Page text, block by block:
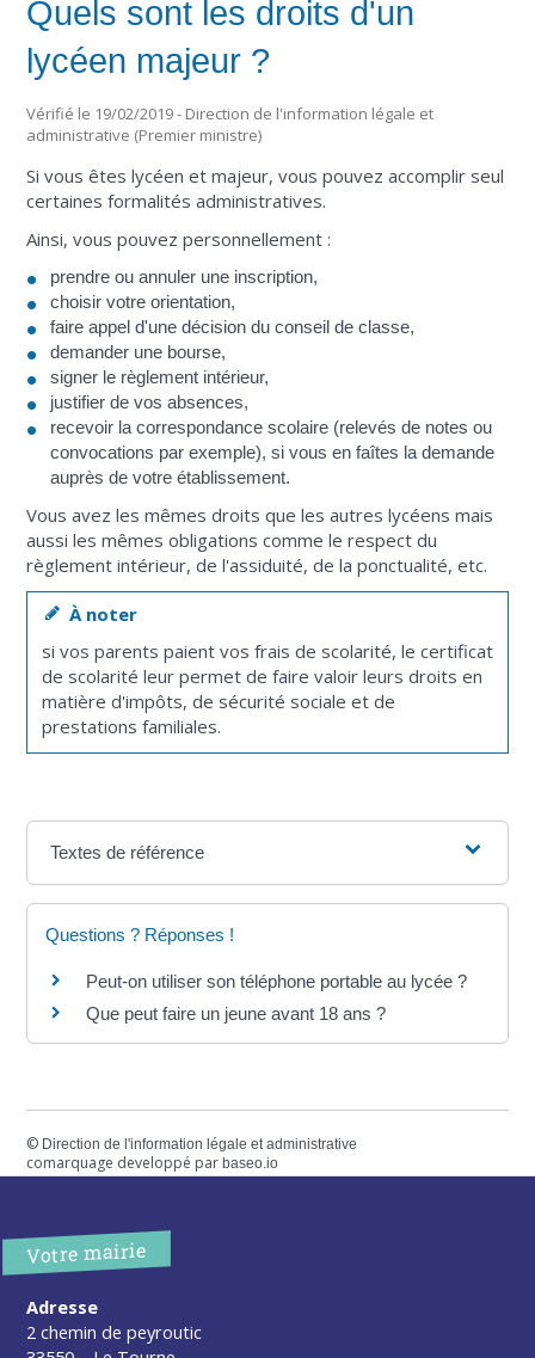
Quels sont les droits d'un
lycéen majeur ?
Vérifié le 19/02/2019 - Direction de l'information légale et
administrative (Premier ministre)
Si vous êtes lycéen et majeur, vous pouvez accomplir seul
certaines formalités administratives.
Ainsi, vous pouvez personnellement :
prendre ou annuler une inscription,
choisir votre orientation,
faire appel d'une décision du conseil de classe,
demander une bourse,
signer le règlement intérieur,
justifier de vos absences,
recevoir la correspondance scolaire (relevés de notes ou
convocations par exemple), si vous en faîtes la demande
auprès de votre établissement.
Vous avez les mêmes droits que les autres lycéens mais
aussi les mêmes obligations comme le respect du
règlement intérieur, de l'assiduité, de la ponctualité, etc.
À noter
si vos parents paient vos frais de scolarité, le certificat
de scolarité leur permet de faire valoir leurs droits en
matière d'impôts, de sécurité sociale et de
prestations familiales.
Textes de référence
Questions ? Réponses !
Peut-on utiliser son téléphone portable au lycée ?
Que peut faire un jeune avant 18 ans ?
© Direction de l'information légale et administrative
comarquage developpé parbaseo.io
Votre mairie
Adresse
2 chemin de peyroutic